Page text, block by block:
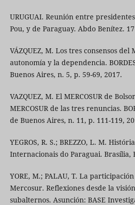
URUGUAI. Reunión entre
Pou, y de Paraguay. Abdo Benítez.
VÁZQUEZ, M. Los tres consensos del
autonomía y la dependencia.
Buenos Aires, n. 5, p. 59-69, 2017.
VAZQUEZ, M. El MERCOSUR de
MERCOSUR de las tres renuncias.
de Buenos Aires, n. 11, p. 111-119,
YEGROS, R. S.; BREZZO, L. M.
Internacionais do Paraguai. Brasília,
YORE, M.; PALAU, T. La
Mercosur. Reflexiones desde la
subalternos. Asunción: BASE